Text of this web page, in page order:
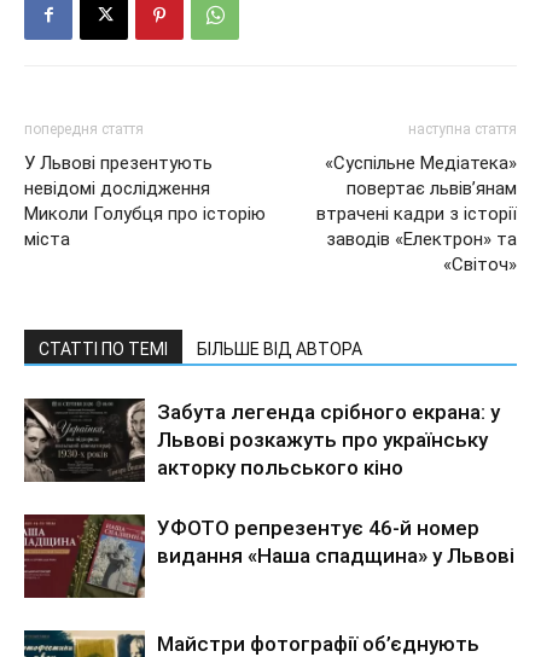
попередня стаття
У Львові презентують
невідомі дослідження
Миколи Голубця про історію
міста
наступна стаття
«Суспільне Медіатека»
повертає львів’янам
втрачені кадри з історії
заводів «Електрон» та
«Світоч»
СТАТТІ ПО ТЕМІ БІЛЬШЕ ВІД АВТОРА
Забута легенда срібного екрана: у
Львові розкажуть про українську
акторку польського кіно
УФОТО репрезентує 46-й номер
видання «Наша спадщина» у Львові
Майстри фотографії об’єднують